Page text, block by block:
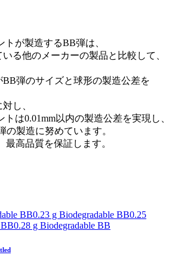
トが製造するBB弾は、
る他のメーカーの製品と比較して、
弾のサイズと球形の製造公差を
し、
は0.01mm以内の製造公差を実現し、
の製造に努めています。
最高品質を保証します。
BB0.23 g Biodegradable BB0.25
0.28 g Biodegradable BB